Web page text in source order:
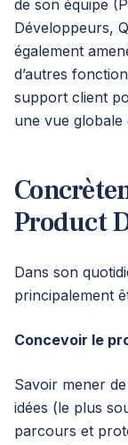
de son équipe
Développeurs,
également
d’autres
support client
une vue globale
Product
Dans son
principalement
Concevoir le
Savoir mener
idées (le plus
parcours et